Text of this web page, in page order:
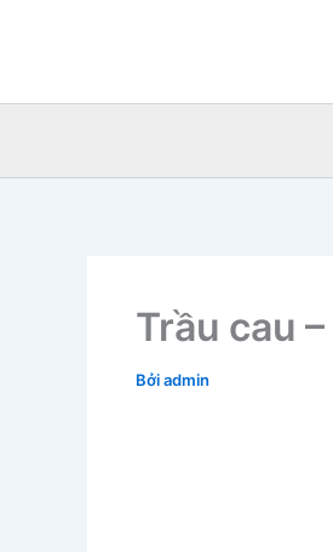
dung
Trầu cau
Bởiadmin